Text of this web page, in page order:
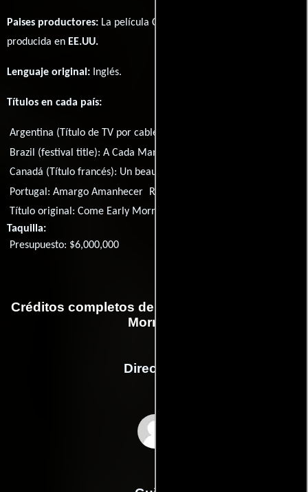
Paises productores: La película Come Early Morning fué
producida en EE.UU.
Lenguaje original: Inglés.
Títulos en cada país:
Argentina (Título de TV por cable):
Brazil (festival title):A Cada Manhã
Canadá (Título francés): Un beau matin
Portugal:Amargo Amanhecer Rusia:
Título original:Come Early Morning
Taquilla:
Presupuesto: $6,000,000
Créditos completos de la película Come Early
Morning
Dirección